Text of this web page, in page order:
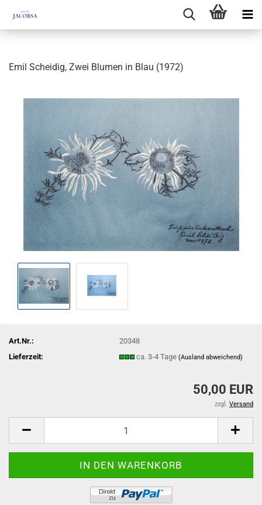
Emil Scheidig, Zwei Blumen in Blau (1972)
Art.Nr.:
20348
Lieferzeit:
ca. 3-4 Tage(Ausland abweichend)
50,00 EUR
zzgl. Versand